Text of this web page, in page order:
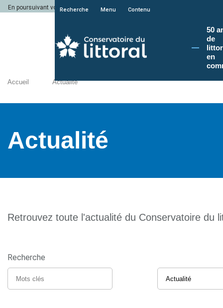
En poursuivant votre navigation sur le site du Conservatoire du littoral, vous
Recherche Menu Contenu
50
de
en
Accueil Actualité
Actualité
Retrouvez toute l'actualité du Conservatoire du
Recherche